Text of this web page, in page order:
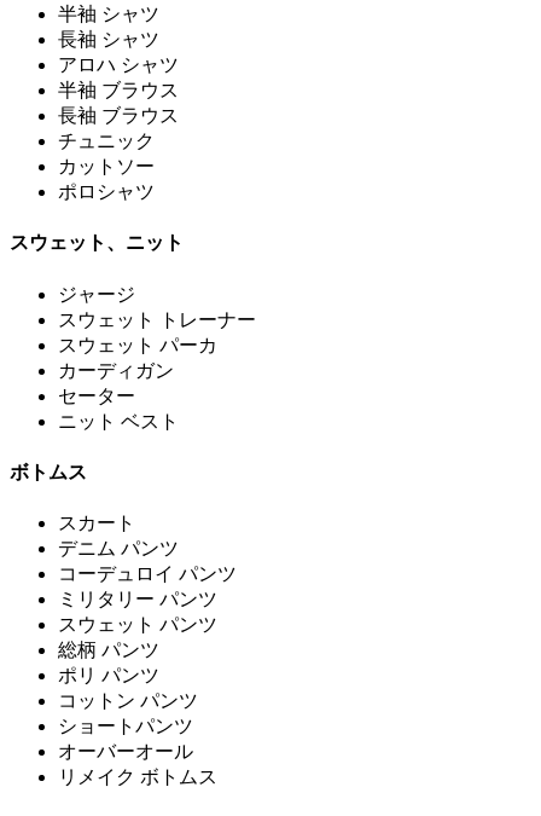
半袖 シャツ
長袖 シャツ
アロハ シャツ
半袖 ブラウス
長袖 ブラウス
チュニック
カットソー
ポロシャツ
スウェット、ニット
ジャージ
スウェット トレーナー
スウェット パーカ
カーディガン
セーター
ニット ベスト
ボトムス
スカート
デニム パンツ
コーデュロイ パンツ
ミリタリー パンツ
スウェット パンツ
総柄 パンツ
ポリ パンツ
コットン パンツ
ショートパンツ
オーバーオール
リメイク ボトムス